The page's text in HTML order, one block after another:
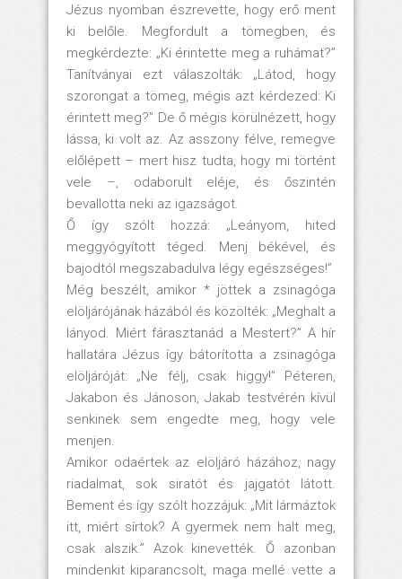
Jézus nyomban észrevette, hogy erő ment
ki belőle. Megfordult a tömegben, és
megkérdezte: „Ki érintette meg a ruhámat?”
Tanítványai ezt válaszolták: „Látod, hogy
szorongat a tömeg, mégis azt kérdezed: Ki
érintett meg?” De ő mégis körülnézett, hogy
lássa, ki volt az. Az asszony félve, remegve
előlépett – mert hisz tudta, hogy mi történt
vele –, odaborult eléje, és őszintén
bevallotta neki az igazságot.
Ő így szólt hozzá: „Leányom, hited
meggyógyított téged. Menj békével, és
bajodtól megszabadulva légy egészséges!”
Még beszélt, amikor * jöttek a zsinagóga
elöljárójának házából és közölték: „Meghalt a
lányod. Miért fárasztanád a Mestert?” A hír
hallatára Jézus így bátorította a zsinagóga
elöljáróját: „Ne félj, csak higgy!” Péteren,
Jakabon és Jánoson, Jakab testvérén kívül
senkinek sem engedte meg, hogy vele
menjen.
Amikor odaértek az elöljáró házához, nagy
riadalmat, sok siratót és jajgatót látott.
Bement és így szólt hozzájuk: „Mit lármáztok
itt, miért sírtok? A gyermek nem halt meg,
csak alszik.” Azok kinevették. Ő azonban
mindenkit kiparancsolt, maga mellé vette a